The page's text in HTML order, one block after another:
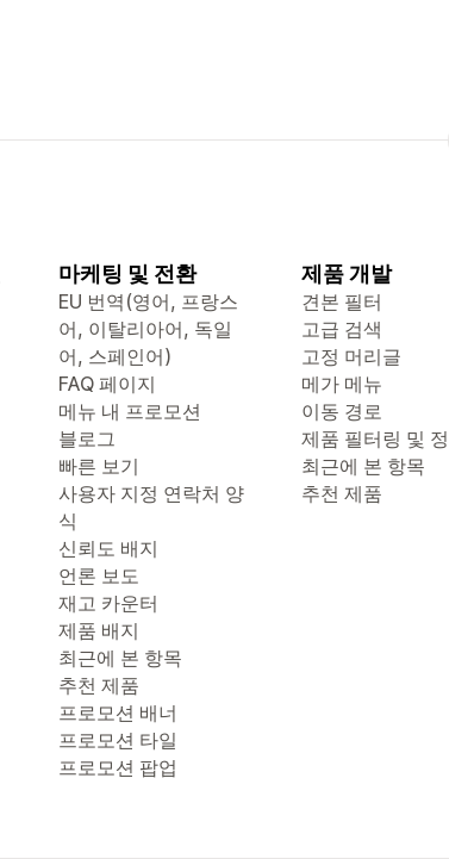
마케팅 및 전환
EU 번역(영어, 프랑스
어, 이탈리아어, 독일
어, 스페인어)
FAQ 페이지
메뉴 내 프로모션
블로그
빠른 보기
사용자 지정 연락처 양
식
신뢰도 배지
언론 보도
재고 카운터
제품 배지
최근에 본 항목
추천 제품
프로모션 배너
프로모션 타일
프로모션 팝업
제품 개발
견본 필터
고급 검색
고정 머리글
메가 메뉴
이동 경로
제품 필터링 및
최근에 본 항목
추천 제품